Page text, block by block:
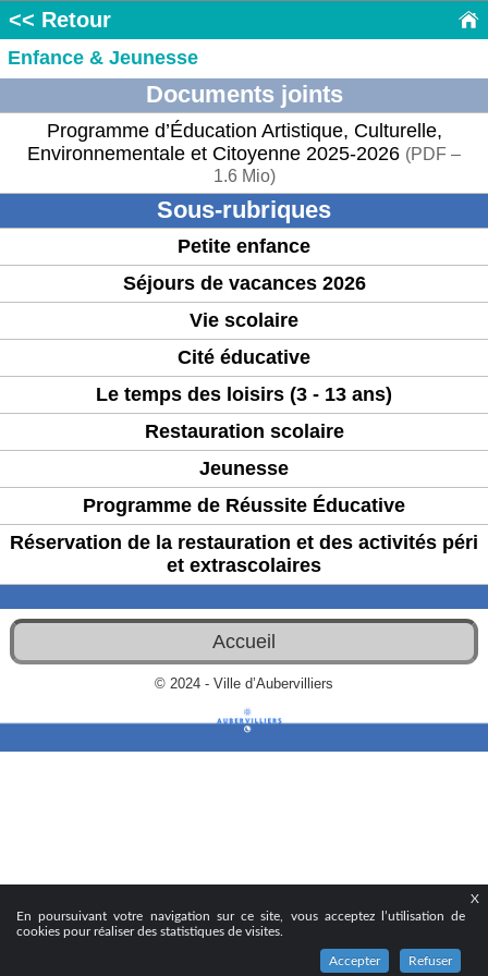
X
En poursuivant votre navigation sur ce site, vous acceptez l’utilisation de
cookies pour réaliser des statistiques de visites.
Accepter Refuser
<< Retour
Enfance & Jeunesse
Documents joints
Programme d’Éducation Artistique, Culturelle,
Environnementale et Citoyenne 2025-2026 (PDF –
1.6 Mio)
Sous-rubriques
Petite enfance
Séjours de vacances 2026
Vie scolaire
Cité éducative
Le temps des loisirs (3 - 13 ans)
Restauration scolaire
Jeunesse
Programme de Réussite Éducative
Réservation de la restauration et des activités péri
et extrascolaires
Accueil
© 2024 - Ville d’Aubervilliers